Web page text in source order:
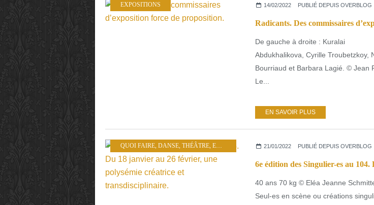
EXPOSITIONS 14/02/2022 PUBLIÉ DEPUIS OVERBLOG
De gauche à droite : Kuralai
Abdukhalikova, Cyrille Troubetzkoy,
Bourriaud et Barbara Lagié. © Jean
Le...
EN SAVOIR PLUS
QUOI FAIRE DANSE THÉÂTRE EXPOSITIONS CONCERTS
21/01/2022 PUBLIÉ DEPUIS OVERBLOG
40 ans 70 kg © Eléa Jeanne
Seul-es en scène ou créations